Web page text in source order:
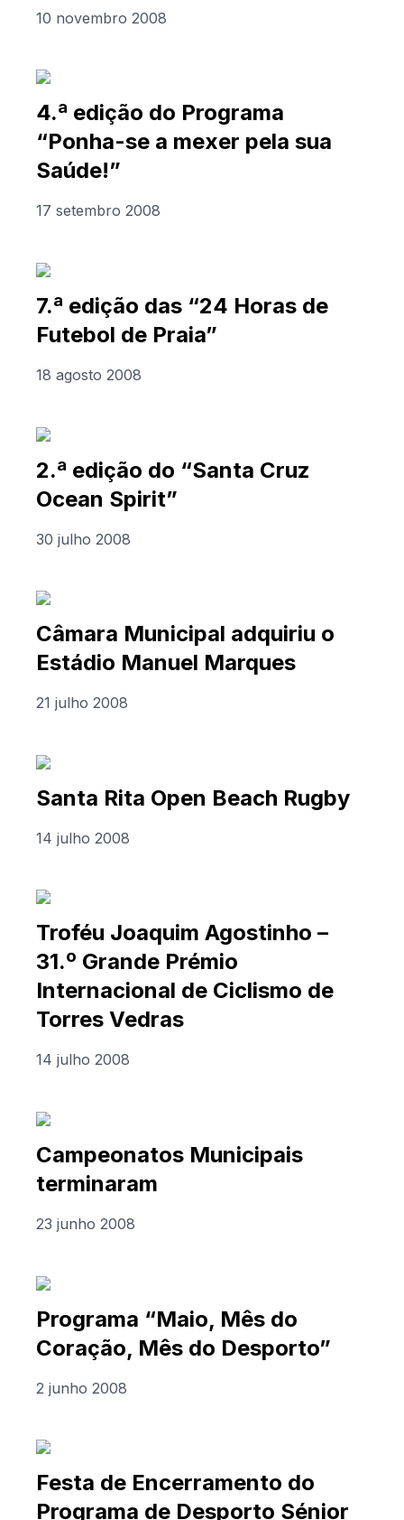
10 novembro 2008
4.ª edição do Programa
“Ponha-se a mexer pela sua
Saúde!”
17 setembro 2008
7.ª edição das “24 Horas de
Futebol de Praia”
18 agosto 2008
2.ª edição do “Santa Cruz
Ocean Spirit”
30 julho 2008
Câmara Municipal adquiriu o
Estádio Manuel Marques
21 julho 2008
Santa Rita Open Beach Rugby
14 julho 2008
Troféu Joaquim Agostinho –
31.º Grande Prémio
Internacional de Ciclismo de
Torres Vedras
14 julho 2008
Campeonatos Municipais
terminaram
23 junho 2008
Programa “Maio, Mês do
Coração, Mês do Desporto”
2 junho 2008
Festa de Encerramento do
Programa de Desporto Sénior